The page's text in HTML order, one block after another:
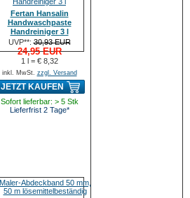
Fertan Hansalin
Handwaschpaste
Handreiniger 3 l
UVP**:30,93 EUR
24,95 EUR
1 l = € 8,32
inkl. MwSt. zzgl. Versand
JETZT KAUFEN
Sofort lieferbar: > 5 Stk
Lieferfrist 2 Tage*